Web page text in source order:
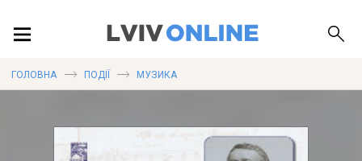
ГОЛОВНА ПОДІЇ МУЗИКА